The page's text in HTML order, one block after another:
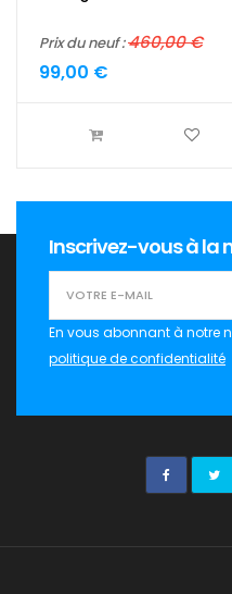
Prix du neuf :460,00 €
99,00 €
Inscrivez-vous à la
En vous abonnant à notre
politique de confidentialité